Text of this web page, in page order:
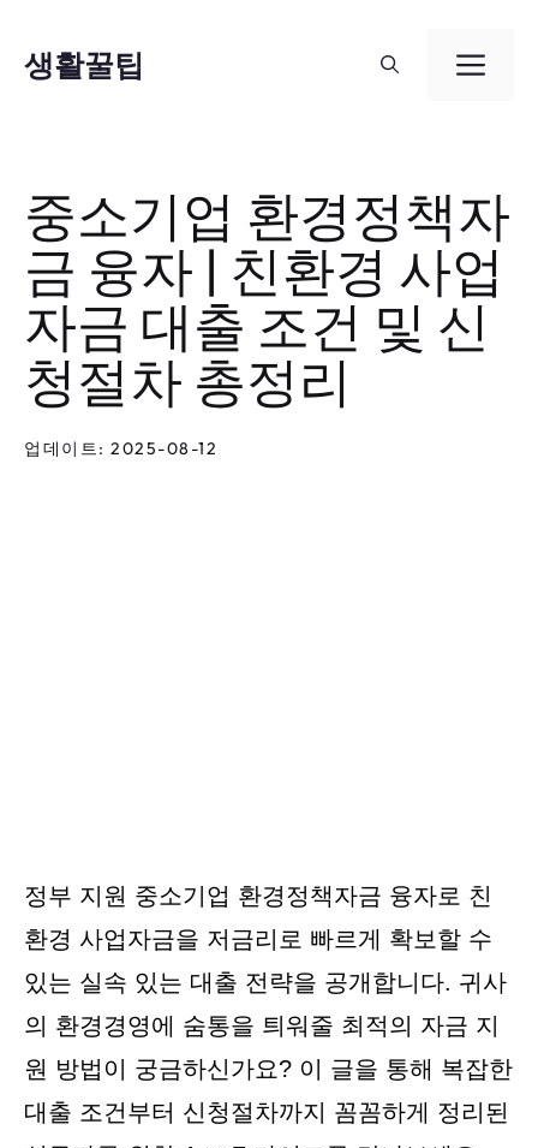
생활꿀팁
메
중소기업 환경정책자
금 융자 | 친환경 사업
자금 대출 조건 및 신
청절차 총정리
업데이트: 2025-08-12
정부 지원 중소기업 환경정책자금 융자로 친
환경 사업자금을 저금리로 빠르게 확보할 수
있는 실속 있는 대출 전략을 공개합니다. 귀사
의 환경경영에 숨통을 틔워줄 최적의 자금 지
원 방법이 궁금하신가요? 이 글을 통해 복잡한
대출 조건부터 신청절차까지 꼼꼼하게 정리된